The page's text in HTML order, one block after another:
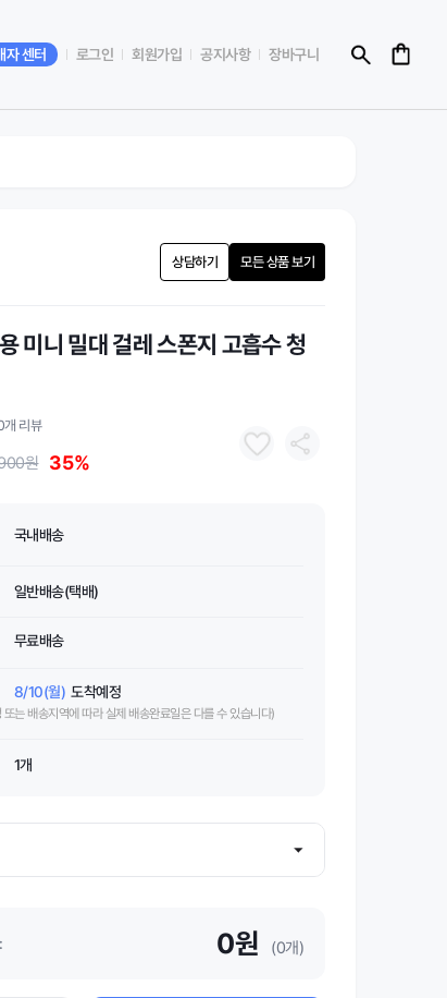
자 센터 로그인 회원가입 공지사항 장바구니
상담하기 모든 상품 보기
미니 밀대 걸레 스폰지 고흡수 청
개 리뷰
원 35%
국내배송
일반배송(택배)
무료배송
8/10(월) 도착예정
또는 배송지역에 따라 실제 배송완료일은 다를 수 있습니다)
1개
0원 (0개)